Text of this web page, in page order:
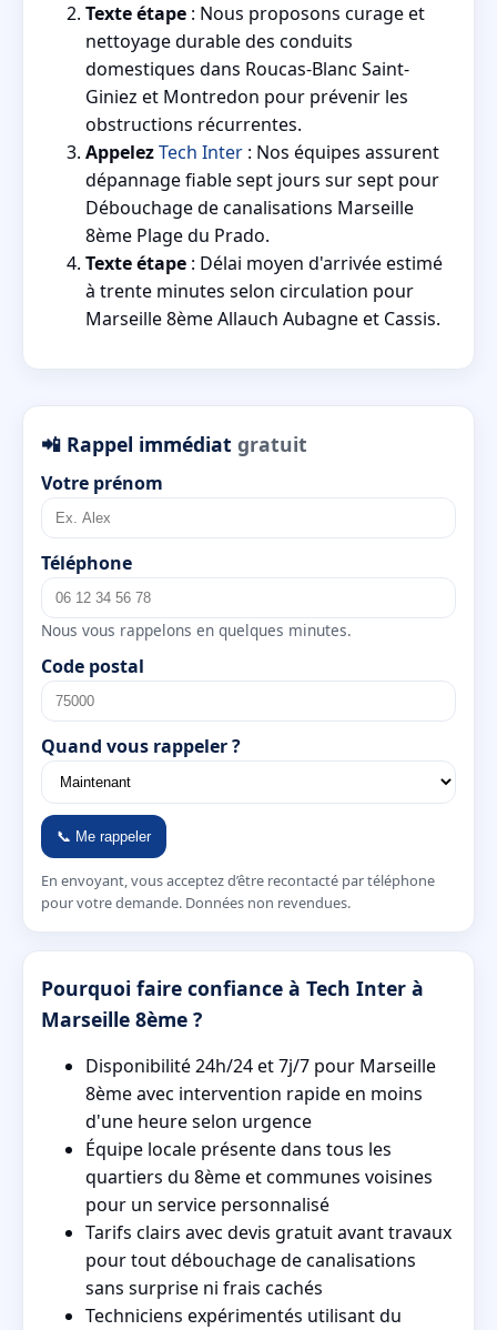
Texte étape : Nous proposons curage et
nettoyage durable des conduits
domestiques dans Roucas-Blanc Saint-
Giniez et Montredon pour prévenir les
obstructions récurrentes.
AppelezTech Inter : Nos équipes assurent
dépannage fiable sept jours sur sept pour
Débouchage de canalisations Marseille
8ème Plage du Prado.
Texte étape : Délai moyen d'arrivée estimé
à trente minutes selon circulation pour
Marseille 8ème Allauch Aubagne et Cassis.
📲 Rappel immédiat gratuit
Votre prénom
Téléphone
Nous vous rappelons en quelques minutes.
Code postal
Quand vous rappeler ?
📞 Me rappeler
En envoyant, vous acceptez d’être recontacté par téléphone
pour votre demande. Données non revendues.
Pourquoi faire confiance à Tech Inter à
Marseille 8ème ?
Disponibilité 24h/24 et 7j/7 pour Marseille
8ème avec intervention rapide en moins
d'une heure selon urgence
Équipe locale présente dans tous les
quartiers du 8ème et communes voisines
pour un service personnalisé
Tarifs clairs avec devis gratuit avant travaux
pour tout débouchage de canalisations
sans surprise ni frais cachés
Techniciens expérimentés utilisant du